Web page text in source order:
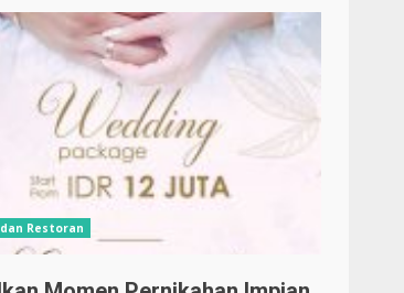
Restoran